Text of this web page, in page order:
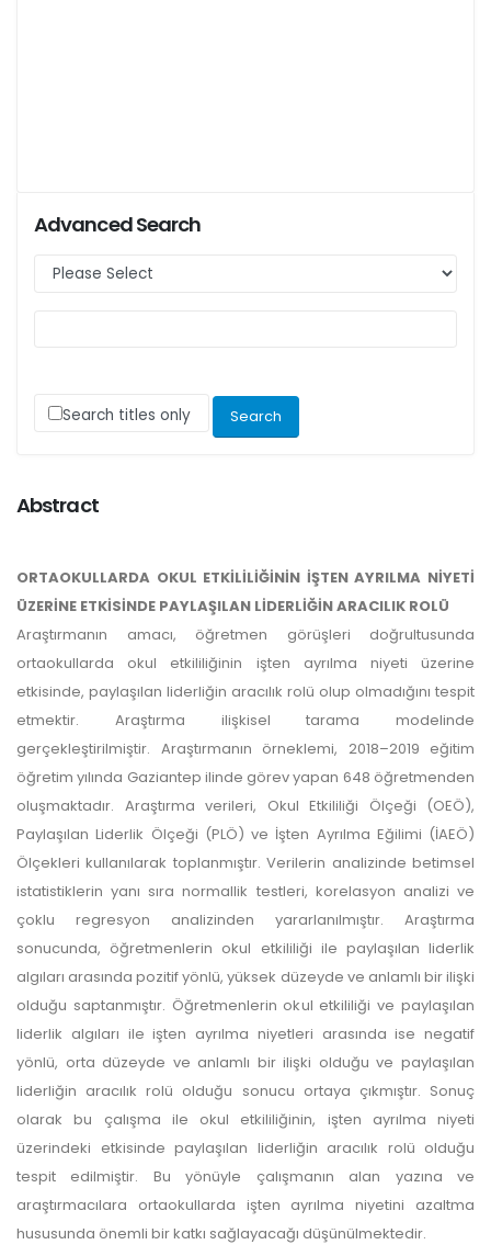
Advanced Search
Search titles only
Abstract
ORTAOKULLARDA OKUL ETKİLİLİĞİNİN İŞTEN AYRILMA NİYETİ
ÜZERİNE ETKİSİNDE PAYLAŞILAN LİDERLİĞİN ARACILIK ROLÜ
Araştırmanın amacı, öğretmen görüşleri doğrultusunda
ortaokullarda okul etkililiğinin işten ayrılma niyeti üzerine
etkisinde, paylaşılan liderliğin aracılık rolü olup olmadığını tespit
etmektir. Araştırma ilişkisel tarama modelinde
gerçekleştirilmiştir. Araştırmanın örneklemi, 2018–2019 eğitim
öğretim yılında Gaziantep ilinde görev yapan 648 öğretmenden
oluşmaktadır. Araştırma verileri, Okul Etkililiği Ölçeği (OEÖ),
Paylaşılan Liderlik Ölçeği (PLÖ) ve İşten Ayrılma Eğilimi (İAEÖ)
Ölçekleri kullanılarak toplanmıştır. Verilerin analizinde betimsel
istatistiklerin yanı sıra normallik testleri, korelasyon analizi ve
çoklu regresyon analizinden yararlanılmıştır. Araştırma
sonucunda, öğretmenlerin okul etkililiği ile paylaşılan liderlik
algıları arasında pozitif yönlü, yüksek düzeyde ve anlamlı bir ilişki
olduğu saptanmıştır. Öğretmenlerin okul etkililiği ve paylaşılan
liderlik algıları ile işten ayrılma niyetleri arasında ise negatif
yönlü, orta düzeyde ve anlamlı bir ilişki olduğu ve paylaşılan
liderliğin aracılık rolü olduğu sonucu ortaya çıkmıştır. Sonuç
olarak bu çalışma ile okul etkililiğinin, işten ayrılma niyeti
üzerindeki etkisinde paylaşılan liderliğin aracılık rolü olduğu
tespit edilmiştir. Bu yönüyle çalışmanın alan yazına ve
araştırmacılara ortaokullarda işten ayrılma niyetini azaltma
hususunda önemli bir katkı sağlayacağı düşünülmektedir.